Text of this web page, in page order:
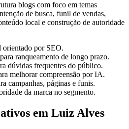
blogs com foco em temas
de busca, funil de vendas,
local e construção de autoridade
orientado por SEO.
ranqueamento de longo prazo.
dúvidas frequentes do público.
melhorar compreensão por IA.
campanhas, páginas e funis.
da marca no segmento.
em Luiz Alves